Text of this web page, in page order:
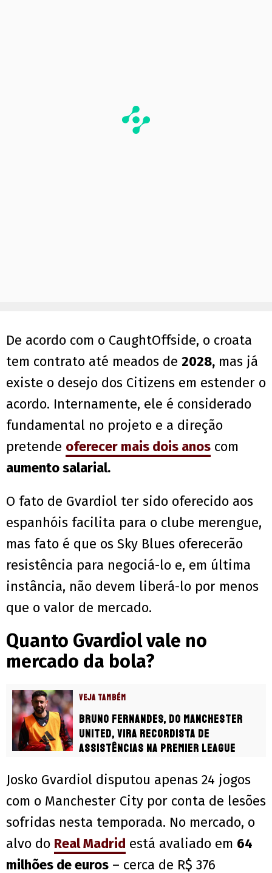
De acordo com o CaughtOffside, o croata
tem contrato até meados de 2028, mas já
existe o desejo dos Citizens em estender o
acordo. Internamente, ele é considerado
fundamental no projeto e a direção
pretende oferecer mais dois anos com
aumento salarial.
O fato de Gvardiol ter sido oferecido aos
espanhóis facilita para o clube merengue,
mas fato é que os Sky Blues oferecerão
resistência para negociá-lo e, em última
instância, não devem liberá-lo por menos
que o valor de mercado.
Quanto Gvardiol vale no
mercado da bola?
VEJA TAMBÉM
Bruno Fernandes, do Manchester
United, vira recordista de
assistências na Premier League
Josko Gvardiol disputou apenas 24 jogos
com o Manchester City por conta de lesões
sofridas nesta temporada. No mercado, o
alvo do Real Madrid está avaliado em 64
milhões de euros – cerca de R$ 376